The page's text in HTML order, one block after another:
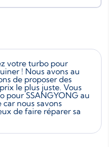
votre turbo pour
! Nous avons au
de proposer des
le plus juste. Vous
pour SSANGYONG au
nous savons
de faire réparer sa